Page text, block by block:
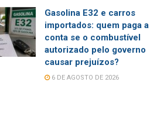
Gasolina E32 e carros
importados: quem paga a
conta se o combustível
autorizado pelo governo
causar prejuízos?
6 DE AGOSTO DE 2026